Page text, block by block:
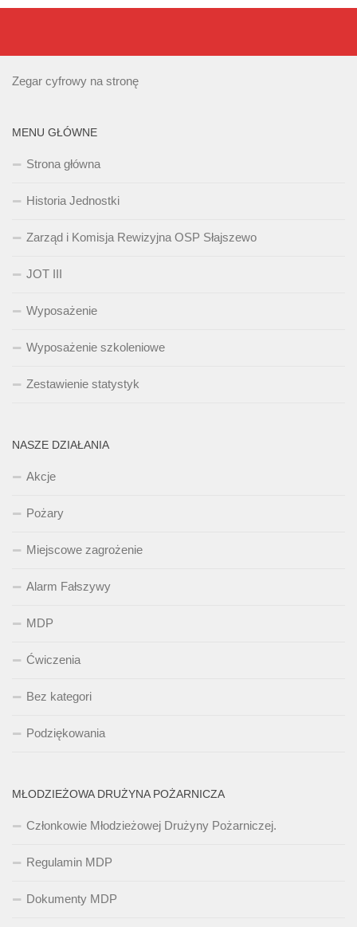
Zegar cyfrowy na stronę
MENU GŁÓWNE
Strona główna
Historia Jednostki
Zarząd i Komisja Rewizyjna OSP Słajszewo
JOT III
Wyposażenie
Wyposażenie szkoleniowe
Zestawienie statystyk
NASZE DZIAŁANIA
Akcje
Pożary
Miejscowe zagrożenie
Alarm Fałszywy
MDP
Ćwiczenia
Bez kategori
Podziękowania
MŁODZIEŻOWA DRUŻYNA POŻARNICZA
Członkowie Młodzieżowej Drużyny Pożarniczej.
Regulamin MDP
Dokumenty MDP